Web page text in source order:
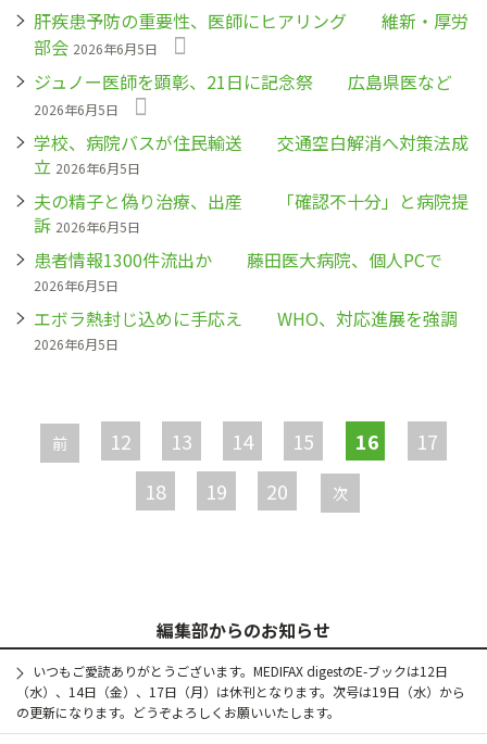
肝疾患予防の重要性、医師にヒアリング 維新・厚労
部会 2026年6月5日
ジュノー医師を顕彰、21日に記念祭 広島県医など
2026年6月5日
学校、病院バスが住民輸送 交通空白解消へ対策法成
立 2026年6月5日
夫の精子と偽り治療、出産 「確認不十分」と病院提
訴 2026年6月5日
患者情報1300件流出か 藤田医大病院、個人PCで
2026年6月5日
エボラ熱封じ込めに手応え WHO、対応進展を強調
2026年6月5日
ー
ジ
前 12 13 14 15 16
17
18
19 20 次
編集部からのお知らせ
いつもご愛読ありがとうございます。MEDIFAX digestのE-ブックは12日
（水）、14日（金）、17日（月）は休刊となります。次号は19日（水）から
の更新になります。どうぞよろしくお願いいたします。